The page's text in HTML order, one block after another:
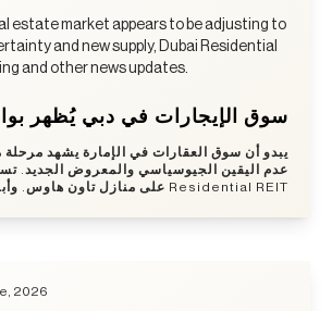
estate market appears to be adjusting to
and new supply, Dubai Residential
and other news updates.
سوق الإيجارات في دبي يُظهر
يبدو أن سوق العقارات في الإمارة يشهد مرحلة
Residential REIT على منازل تاون هاوس. وأبرز الأخبار الأخرى.
2026